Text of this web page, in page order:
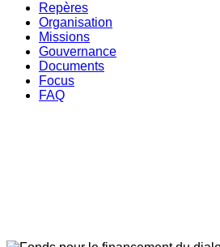
Repères
Organisation
Missions
Gouvernance
Documents
Focus
FAQ